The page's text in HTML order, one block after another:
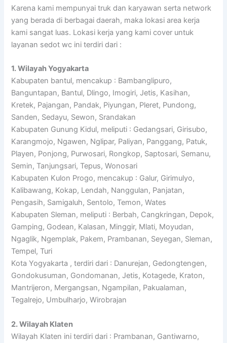
Karena kami mempunyai truk dan karyawan serta network
yang berada di berbagai daerah, maka lokasi area kerja
kami sangat luas. Lokasi kerja yang kami cover untuk
layanan sedot wc ini terdiri dari :
1. Wilayah Yogyakarta
Kabupaten bantul, mencakup : Bambanglipuro,
Banguntapan, Bantul, Dlingo, Imogiri, Jetis, Kasihan,
Kretek, Pajangan, Pandak, Piyungan, Pleret, Pundong,
Sanden, Sedayu, Sewon, Srandakan
Kabupaten Gunung Kidul, meliputi : Gedangsari, Girisubo,
Karangmojo, Ngawen, Nglipar, Paliyan, Panggang, Patuk,
Playen, Ponjong, Purwosari, Rongkop, Saptosari, Semanu,
Semin, Tanjungsari, Tepus, Wonosari
Kabupaten Kulon Progo, mencakup : Galur, Girimulyo,
Kalibawang, Kokap, Lendah, Nanggulan, Panjatan,
Pengasih, Samigaluh, Sentolo, Temon, Wates
Kabupaten Sleman, meliputi : Berbah, Cangkringan, Depok,
Gamping, Godean, Kalasan, Minggir, Mlati, Moyudan,
Ngaglik, Ngemplak, Pakem, Prambanan, Seyegan, Sleman,
Tempel, Turi
Kota Yogyakarta , terdiri dari : Danurejan, Gedongtengen,
Gondokusuman, Gondomanan, Jetis, Kotagede, Kraton,
Mantrijeron, Mergangsan, Ngampilan, Pakualaman,
Tegalrejo, Umbulharjo, Wirobrajan
2. Wilayah Klaten
Wilayah Klaten ini terdiri dari : Prambanan, Gantiwarno,